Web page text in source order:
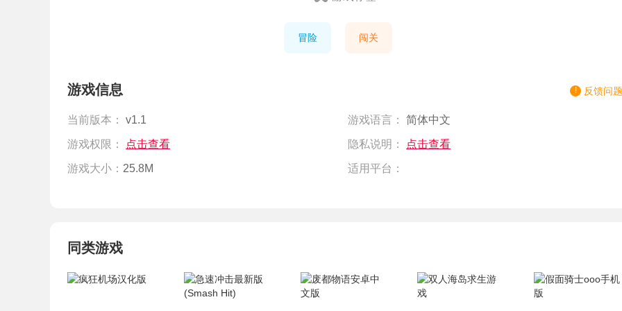
冒险 闯关
游戏信息 反馈问题
当前版本： v1.1 游戏语言： 简体中文
游戏权限： 点击查看 隐私说明： 点击查看
游戏大小： 25.8M 适用平台：
同类游戏